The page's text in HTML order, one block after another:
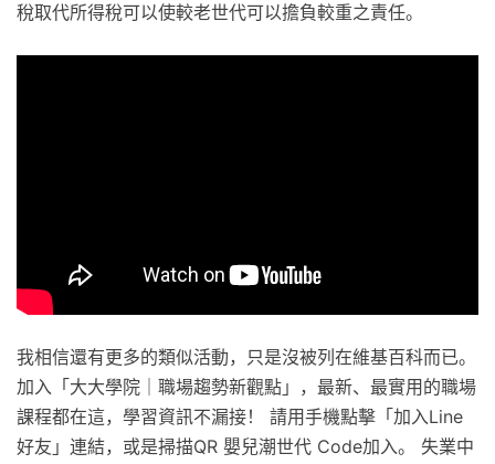
稅取代所得稅可以使較老世代可以擔負較重之責任。
我相信還有更多的類似活動，只是沒被列在維基百科而已。
加入「大大學院｜職場趨勢新觀點」，最新、最實用的職場
課程都在這，學習資訊不漏接！ 請用手機點擊「加入Line
好友」連結，或是掃描QR 嬰兒潮世代 Code加入。 失業中